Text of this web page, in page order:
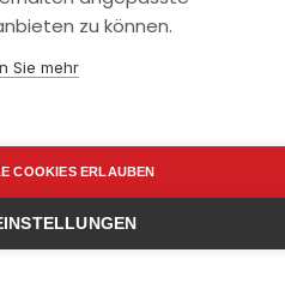
zu können.
Sie mehr
COOKIES ERLAUBEN